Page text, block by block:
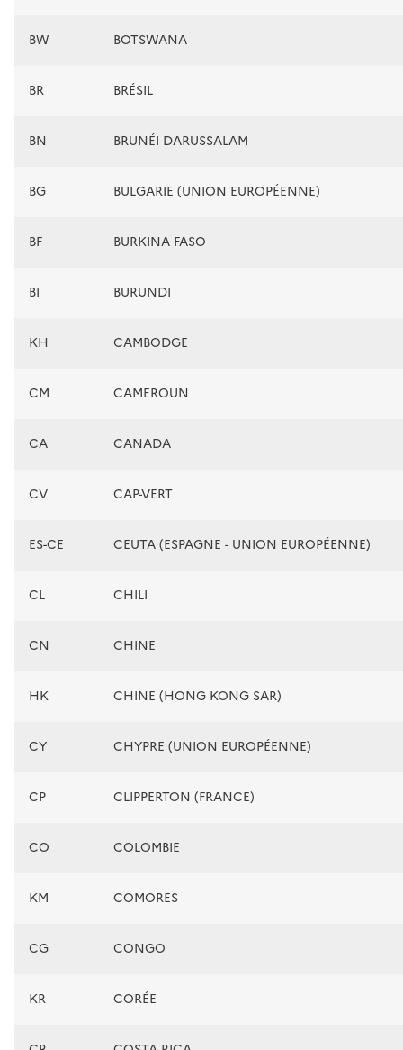
BW BOTSWANA
BR BRÉSIL
BN BRUNÉI DARUSSALAM
BG BULGARIE (UNION EUROPÉENNE)
BF BURKINA FASO
BI BURUNDI
KH CAMBODGE
CM CAMEROUN
CA CANADA
CV CAP-VERT
ES-CE CEUTA (ESPAGNE - UNION EUROPÉENNE)
CL CHILI
CN CHINE
HK CHINE (HONG KONG SAR)
CY CHYPRE (UNION EUROPÉENNE)
CP CLIPPERTON (FRANCE)
CO COLOMBIE
KM COMORES
CG CONGO
KR CORÉE